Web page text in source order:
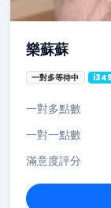
樂蘇蘇
一對多等待中 i349
一對多點數
一對一點數
滿意度評分